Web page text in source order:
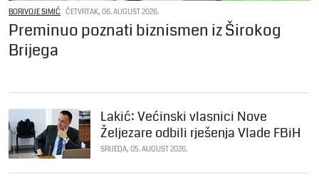
BORIVOJE SIMIĆ ČETVRTAK, 06. AUGUST 2026.
Preminuo poznati biznismen iz Širokog
Brijega
Lakić: Većinski vlasnici Nove
Željezare odbili rješenja Vlade FBiH
SRIJEDA, 05. AUGUST 2026.